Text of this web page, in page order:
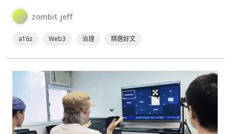
zombit jeff
a16z Web3 治理 精選好文